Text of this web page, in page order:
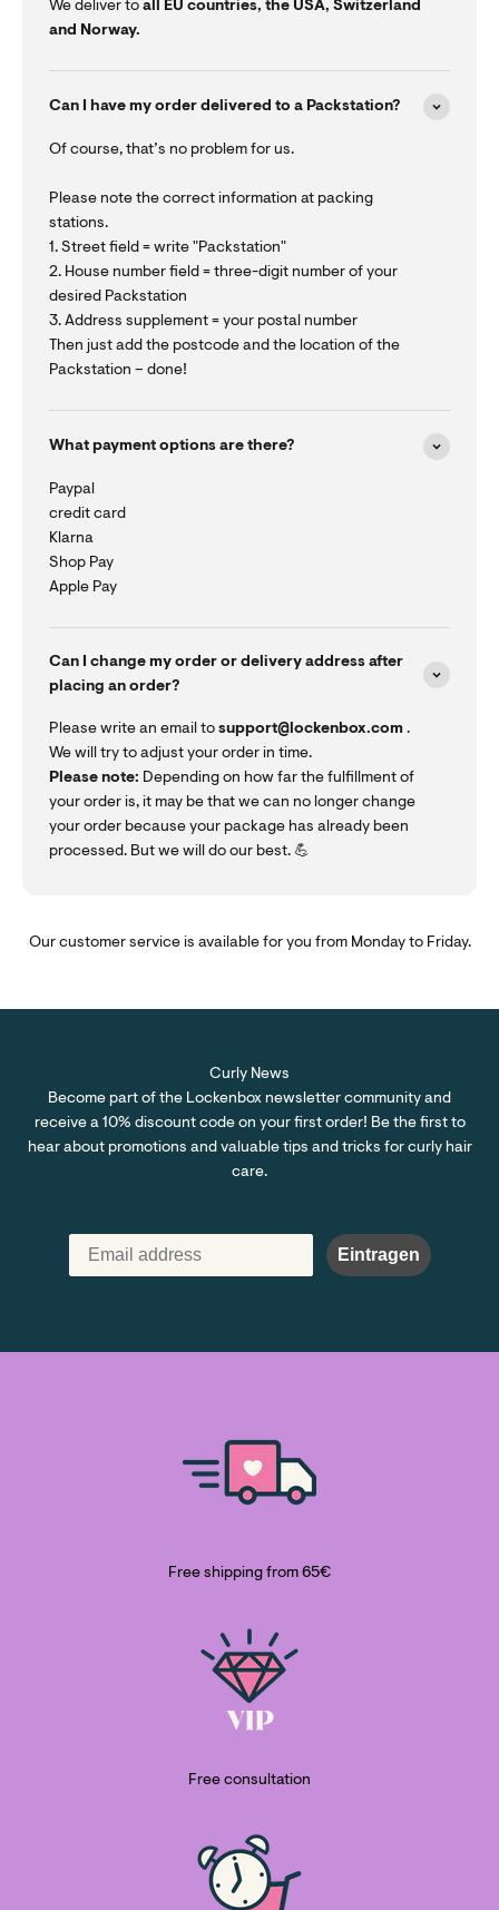
We deliver to all EU countries, the USA, Switzerland
and Norway.
Can I have my order delivered to a Packstation?
Of course, that’s no problem for us.
Please note the correct information at packing
stations.
1. Street field = write "Packstation"
2. House number field = three-digit number of your
desired Packstation
3. Address supplement = your postal number
Then just add the postcode and the location of the
Packstation – done!
What payment options are there?
Paypal
credit card
Klarna
Shop Pay
Apple Pay
Can I change my order or delivery address after
placing an order?
Please write an email to support@lockenbox.com .
We will try to adjust your order in time.
Please note: Depending on how far the fulfillment of
your order is, it may be that we can no longer change
your order because your package has already been
processed. But we will do our best. 💪
Our customer service is available for you from Monday to Friday.
Curly News
Become part of the Lockenbox newsletter community and
receive a 10% discount code on your first order! Be the first to
hear about promotions and valuable tips and tricks for curly hair
care.
Eintragen
Free shipping from 65€
Free consultation